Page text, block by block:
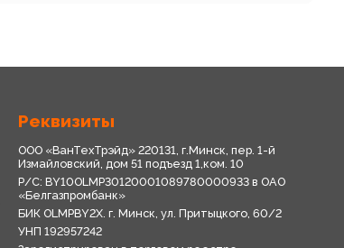
Реквизиты
ООО «ВанТехТрэйд» 220131, г.Минск, пер. 1-й
Измайловский, дом 51 подъезд 1,ком. 10
Р/С: BY10OLMP30120001089780000933 в OАО
«Белгазпромбанк»
БИК OLMPBY2X. г. Минск, ул. Притыцкого, 60/2
УНП 192957242